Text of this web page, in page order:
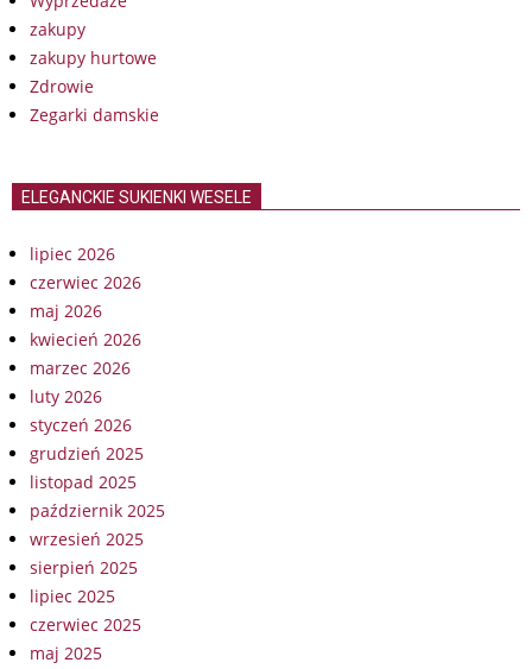
zakupy
zakupy hurtowe
Zdrowie
Zegarki damskie
ELEGANCKIE SUKIENKI WESELE
lipiec 2026
czerwiec 2026
maj 2026
kwiecień 2026
marzec 2026
luty 2026
styczeń 2026
grudzień 2025
listopad 2025
październik 2025
wrzesień 2025
sierpień 2025
lipiec 2025
czerwiec 2025
maj 2025